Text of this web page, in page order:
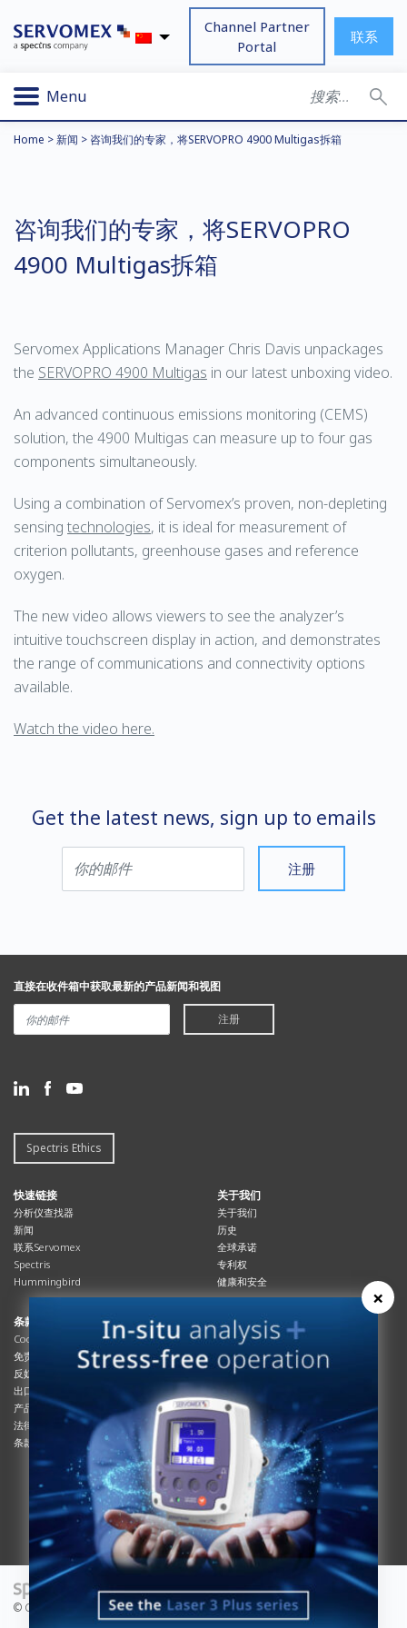
Channel Partner
Portal
联系
Menu
Home >新闻 > 咨询我们的专家，将SERVOPRO 4900 Multigas拆箱
咨询我们的专家，将SERVOPRO
4900 Multigas拆箱
Servomex Applications Manager Chris Davis unpackages
the SERVOPRO 4900 Multigas in our latest unboxing video.
An advanced continuous emissions monitoring (CEMS)
solution, the 4900 Multigas can measure up to four gas
components simultaneously.
Using a combination of Servomex’s proven, non-depleting
sensing technologies, it is ideal for measurement of
criterion pollutants, greenhouse gases and reference
oxygen.
The new video allows viewers to see the analyzer’s
intuitive touchscreen display in action, and demonstrates
the range of communications and connectivity options
available.
Watch the video here.
Get the latest news, sign up to emails
注册
直接在收件箱中获取最新的产品新闻和视图
注册
Spectris Ethics
快速链接
分析仪查找器
新闻
联系Servomex
Spectris
Hummingbird
关于我们
关于我们
历史
全球承诺
专利权
健康和安全
条款与合规
Cookies政策
免责声明
反奴隶制立法
出口管制
产品合规
法律和隐私声明
条款及细则
资源资源
总览
杂志
系统信息
产品手册
说明书
服务信息
白皮书
条款和条件
工艺手册
互动杂志
© Copyright 2026 - Servomex is a Spectris company.
×